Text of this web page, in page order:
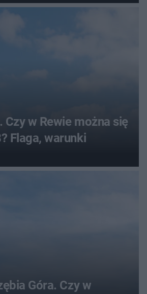
Czy w Rewie można się
Flaga, warunki
Góra. Czy w